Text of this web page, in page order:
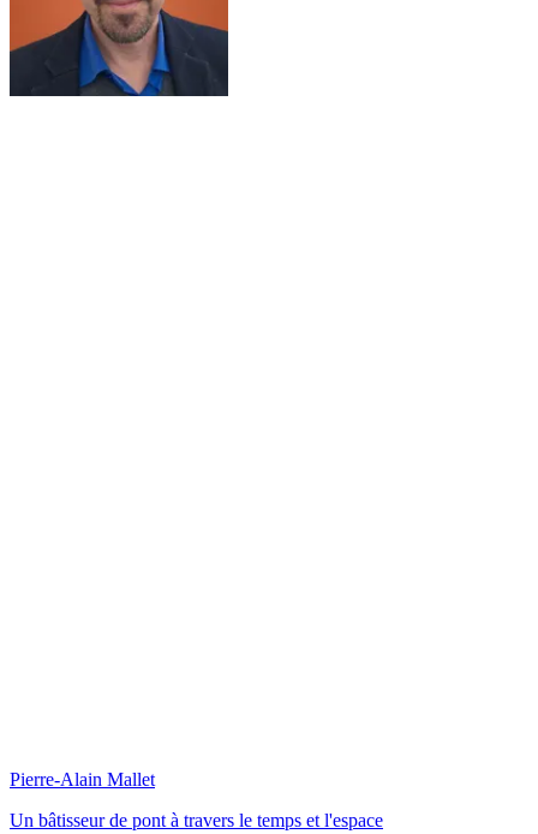
Pierre-Alain Mallet
Un bâtisseur de pont à travers le temps et l'espace